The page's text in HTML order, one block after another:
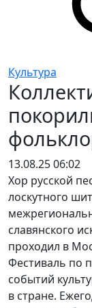
Культура
13.08.25 06:02
Хор русской
лоскутного
славянского
проходил в
Фестиваль по
событий
в стране.